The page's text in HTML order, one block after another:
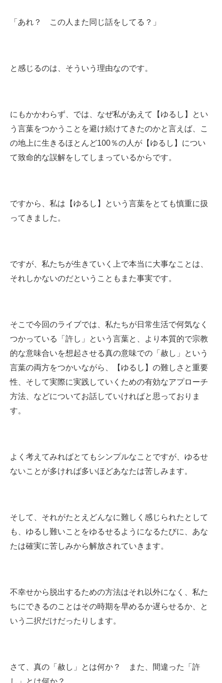
「あれ？ この人また同じ話をしてる？」
と感じるのは、そういう理由なのです。
にもかかわらず、では、なぜ私があえて【ゆるし】とい
う言葉をつかうことを避け続けてきたのかと言えば、こ
の地上に生きるほとんど100％の人が【ゆるし】につい
て致命的な誤解をしてしまっているからです。
ですから、私は【ゆるし】という言葉をとても慎重に扱
ってきました。
ですが、私たちが生きていく上で本当に大事なことは、
それしかないのだということもまた事実です。
そこで今回のライブでは、私たちが日常生活で何気なく
つかっている「許し」という言葉と、より本質的で宗教
的な意味合いを想起させる真の意味での「赦し」という
言葉の両方をつかいながら、【ゆるし】の難しさと重要
性、そして実際に実践していくための有効なアプローチ
方法、などについてお話していければと思っておりま
す。
よく考えてみればとてもシンプルなことですが、ゆるせ
ないことが多ければ多いほどあなたは苦しみます。
そして、それがたとえどんなに難しく感じられたとして
も、ゆるし難いことをゆるせるようになるたびに、あな
たは確実に苦しみから解放されていきます。
不幸せから脱出するための方法はそれ以外になく、私た
ちにできるのことはその時期を早めるか遅らせるか、と
いう二択だけだったりします。
さて、真の「赦し」とは何か？ また、間違った「許
し」とは何か？